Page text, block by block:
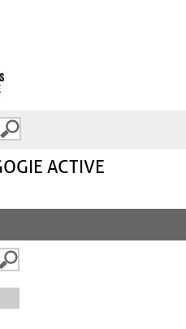
ACTIVE